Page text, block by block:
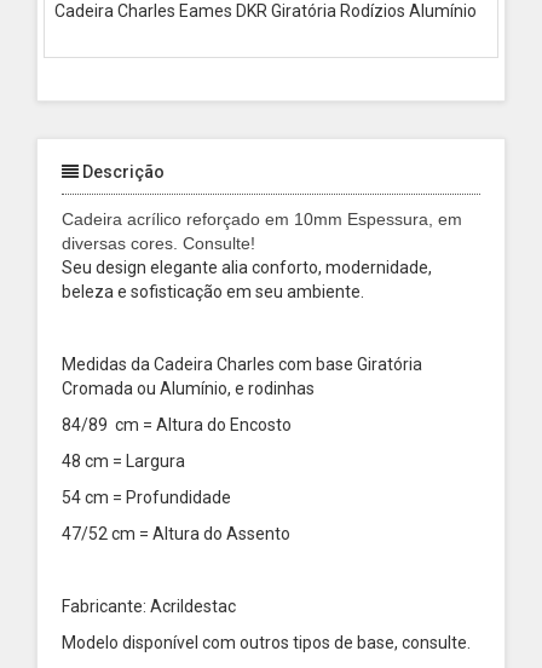
Cadeira Charles Eames DKR Giratória Rodízios Alumínio
Descrição
Cadeira acrílico reforçado em 10mm Espessura, em
diversas cores. Consulte!
Seu design elegante alia conforto, modernidade,
beleza e sofisticação em seu ambiente.
Medidas da Cadeira Charles com base Giratória
Cromada ou Alumínio, e rodinhas
84/89 cm = Altura do Encosto
48 cm = Largura
54 cm = Profundidade
47/52 cm = Altura do Assento
Fabricante: Acrildestac
Modelo disponível com outros tipos de base, consulte.